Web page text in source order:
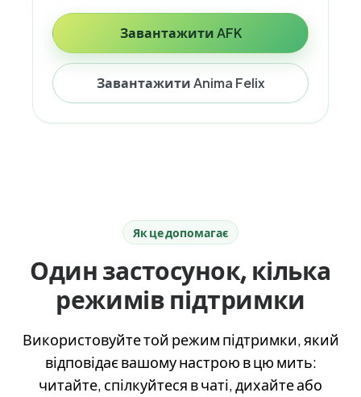
Завантажити AFK
Завантажити Anima Felix
Як це допомагає
Один застосунок, кілька
режимів підтримки
Використовуйте той режим підтримки, який
відповідає вашому настрою в цю мить:
читайте, спілкуйтеся в чаті, дихайте або